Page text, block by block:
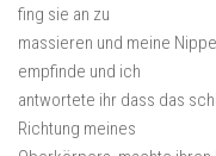
fing sie an zu
massieren und meine
empfinde und ich
antwortete ihr dass das
Richtung meines